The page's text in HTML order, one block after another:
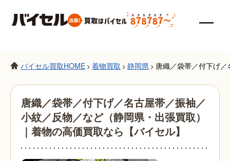
バイセル買取HOME > 着物買取 > 静岡県 > 唐織／袋帯／付下げ
唐織／袋帯／付下げ／名古屋帯／振袖／
小紋／反物／など（静岡県・出張買取）
｜着物の高価買取なら【バイセル】